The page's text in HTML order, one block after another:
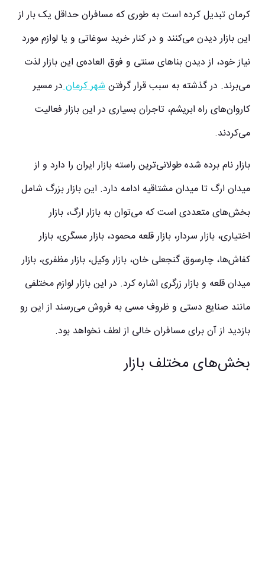
کرمان تبدیل کرده است به طوری که مسافران حداقل یک بار از
این بازار دیدن میکنند و در کنار خرید سوغاتی و یا لوازم مورد
نیاز خود، از دیدن بناهای سنتی و فوق العاده‌ی این بازار لذت
میبرند. در گذشته به سبب قرار گرفتنشهر کرماندر مسیر
کاروانهای راه ابریشم، تاجران بسیاری در این بازار فعالیت
میکردند.
بازار نام برده شده طولانیترین راسته بازار ایران را دارد و از
میدان ارگ تا میدان مشتاقیه ادامه دارد. این بازار بزرگ شامل
بخشهای متعددی است که میتوان به بازار ارگ، بازار
اختیاری، بازار سردار، بازار قلعه محمود، بازار مسگری، بازار
کفاشها، چارسوق گنجعلی خان، بازار وکیل، بازار مظفری، بازار
میدان قلعه و بازار زرگری اشاره کرد. در این بازار لوازم مختلفی
مانند صنایع دستی و ظروف مسی به فروش میرسند از این رو
بازدید از آن برای مسافران خالی از لطف نخواهد بود.
بخش‌های مختلف بازار